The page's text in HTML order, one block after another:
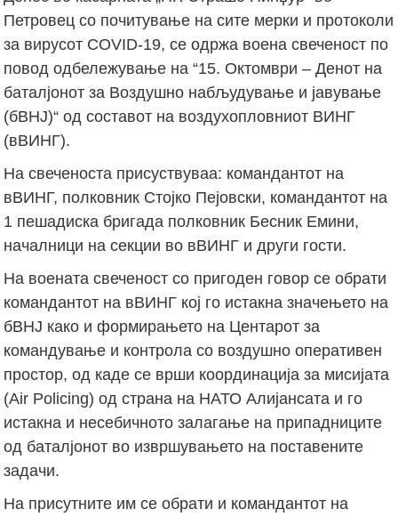
Петровец со почитување на сите мерки и протоколи
за вирусот COVID-19, се одржа воена свеченост по
повод одбележување на “15. Октомври – Денот на
баталјонот за Воздушно набљудување и јавување
(бВНЈ)“ од составот на воздухопловниот ВИНГ
(вВИНГ).
На свеченоста присуствуваа: командантот на
вВИНГ, полковник Стојко Пејовски, командантот на
1 пешадиска бригада полковник Бесник Емини,
началници на секции во вВИНГ и други гости.
На воената свеченост со пригоден говор се обрати
командантот на вВИНГ кој го истакна значењето на
бВНЈ како и формирањето на Центарот за
командување и контрола со воздушно оперативен
простор, од каде се врши координација за мисијата
(Air Policing) од страна на НАТО Алијансата и го
истакна и несебичното залагање на припадниците
од баталјонот во извршувањето на поставените
задачи.
На присутните им се обрати и командантот на